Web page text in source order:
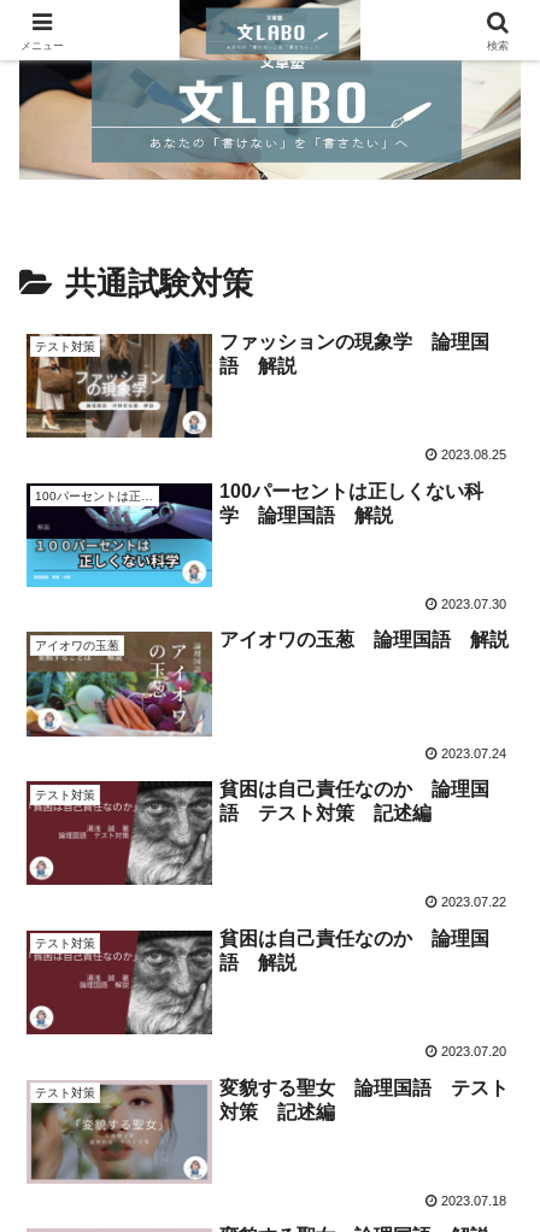
共通試験対策
テスト対策
ファッションの現象学 論理国
語 解説
2023.08.25
100パーセントは正しくない科学
100パーセントは正しくない科
学 論理国語 解説
2023.07.30
アイオワの玉葱 アイオワの玉葱 論理国語 解説
2023.07.24
テスト対策
貧困は自己責任なのか 論理国
語 テスト対策 記述編
2023.07.22
テスト対策
貧困は自己責任なのか 論理国
語 解説
2023.07.20
テスト対策
変貌する聖女 論理国語 テスト
対策 記述編
2023.07.18
メニュー 検索